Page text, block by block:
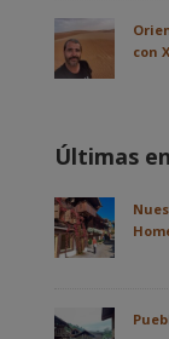
con
Últimas